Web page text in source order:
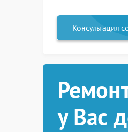
Консультация
у Вас